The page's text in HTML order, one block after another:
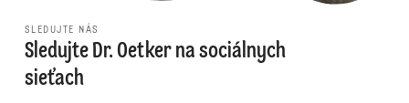
SLEDUJTE NÁS
Sledujte Dr. Oetker na sociálnych
sieťach